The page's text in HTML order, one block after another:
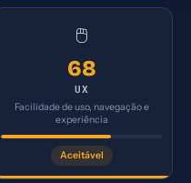
🖱️
68
UX
Facilidade de uso, navegação e
experiência
Aceitável